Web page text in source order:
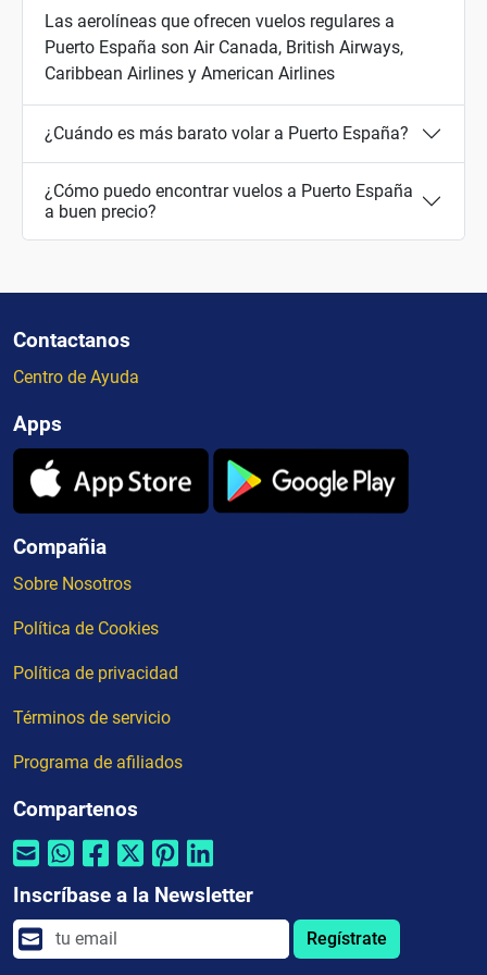
Las aerolíneas que ofrecen vuelos regulares a
Puerto España son Air Canada, British Airways,
Caribbean Airlines y American Airlines
¿Cuándo es más barato volar a Puerto España?
¿Cómo puedo encontrar vuelos a Puerto España
a buen precio?
Contactanos
Centro de Ayuda
Apps
Compañia
Sobre Nosotros
Política de Cookies
Política de privacidad
Términos de servicio
Programa de afiliados
Compartenos
Inscríbase a la Newsletter
Regístrate